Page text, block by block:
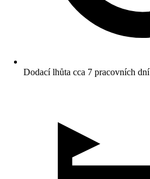
Dodací lhůta cca 7 pracovních dní